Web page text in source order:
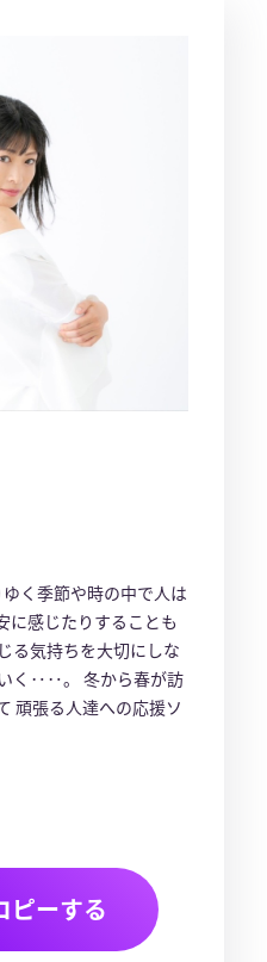
く季節や時の中で人は
に感じたりすることも
る気持ちを大切にしな
く‥‥。 冬から春が訪
頑張る人達への応援ソ
ピーする